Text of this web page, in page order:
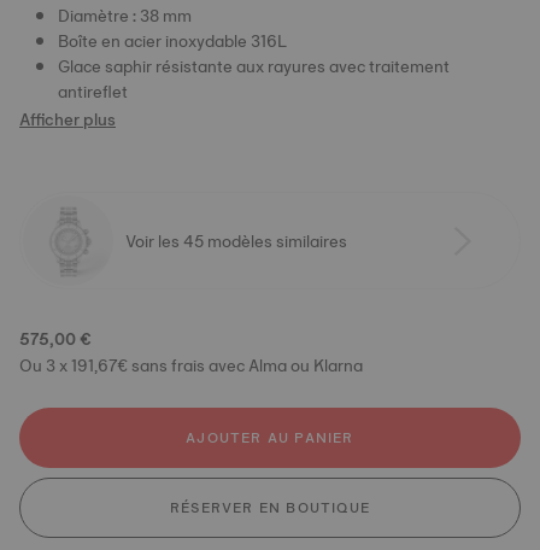
Diamètre : 38 mm
Boîte en acier inoxydable 316L
Glace saphir résistante aux rayures avec traitement
antireflet
Afficher plus
Voir les 45 modèles similaires
575,00 €
Ou 3 x 191,67€ sans frais avec Alma ou Klarna
AJOUTER AU PANIER
RÉSERVER EN BOUTIQUE